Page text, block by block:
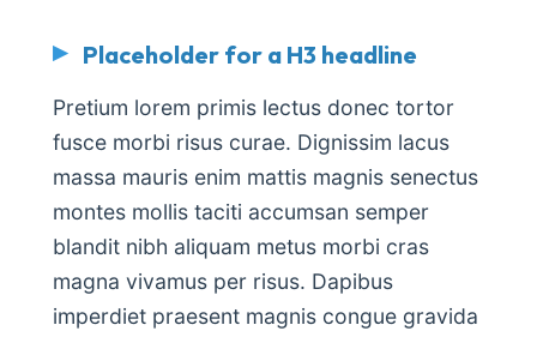
Placeholder for a H3 headline
Pretium lorem primis lectus donec tortor
fusce morbi risus curae. Dignissim lacus
massa mauris enim mattis magnis senectus
montes mollis taciti accumsan semper
blandit nibh aliquam metus morbi cras
magna vivamus per risus. Dapibus
imperdiet praesent magnis congue gravida